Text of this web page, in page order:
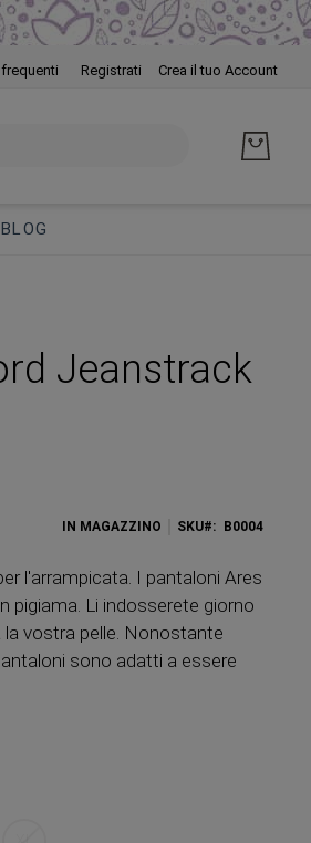
al
Registrati Crea il tuo Account
BLOG
Jeanstrack
IN MAGAZZINO SKU B0004
l'arrampicata. I pantaloni Ares
pigiama. Li indosserete giorno
vostra pelle. Nonostante
sono adatti a essere